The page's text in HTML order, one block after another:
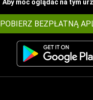
Aby móc oglądać na tym
POBIERZ BEZPŁATNĄ